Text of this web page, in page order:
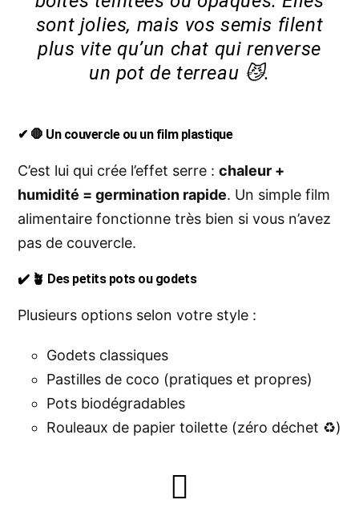
sont jolies, mais vos semis filent
plus vite qu’un chat qui renverse
un pot de terreau 😼.
✔ 🛑 Un couvercle ou un film plastique
C’est lui qui crée l’effet serre : chaleur +
humidité = germination rapide. Un simple film
alimentaire fonctionne très bien si vous n’avez
pas de couvercle.
✔ 🪴 Des petits pots ou godets
Plusieurs options selon votre style :
Godets classiques
Pastilles de coco (pratiques et propres)
Pots biodégradables
Rouleaux de papier toilette (zéro déchet ♻️)